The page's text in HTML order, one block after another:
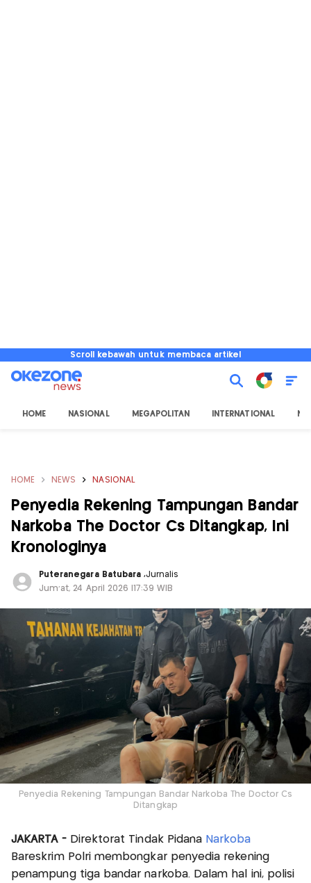
Scroll kebawah untuk membaca artikel
HOME NASIONAL MEGAPOLITAN INTERNATIONAL
HOME NEWS NASIONAL
Penyedia Rekening Tampungan Bandar
Narkoba The Doctor Cs Ditangkap, Ini
Kronologinya
Puteranegara Batubara,Jurnalis
Jum'at, 24 April 2026 |17:39 WIB
Penyedia Rekening Tampungan Bandar Narkoba The Doctor Cs
Ditangkap
JAKARTA - Direktorat Tindak Pidana Narkoba
Bareskrim Polri membongkar penyedia rekening
penampung tiga bandar narkoba. Dalam hal ini, polisi